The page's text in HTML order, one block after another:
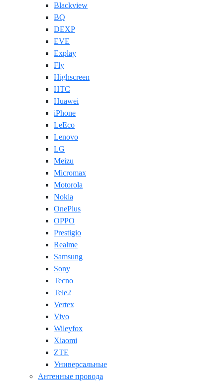
Blackview
BQ
DEXP
EVE
Explay
Fly
Highscreen
HTC
Huawei
iPhone
LeEco
Lenovo
LG
Meizu
Micromax
Motorola
Nokia
OnePlus
OPPO
Prestigio
Realme
Samsung
Sony
Tecno
Tele2
Vertex
Vivo
Wileyfox
Xiaomi
ZTE
Универсальные
Антенные провода